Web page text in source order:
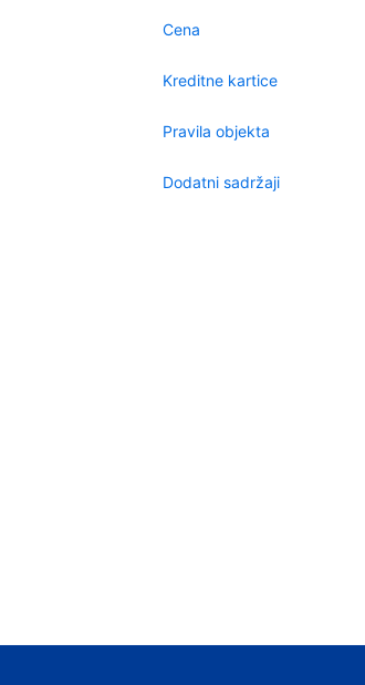
Cena
Kreditne kartice
Pravila objekta
Dodatni sadržaji